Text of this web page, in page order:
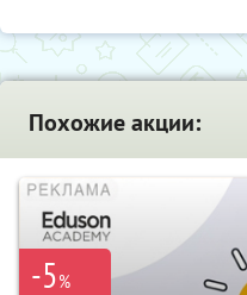
Похожие акции:
-5%